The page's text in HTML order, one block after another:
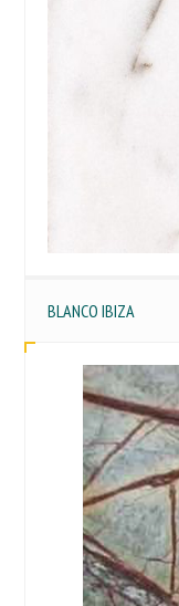
BLANCO IBIZA